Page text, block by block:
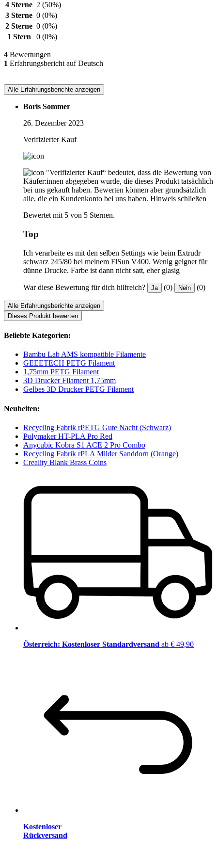
4 Sterne 2 (50%)
3 Sterne 0 (0%)
2 Sterne 0 (0%)
1 Stern
0 (0%)
4 Bewertungen
1 Erfahrungsbericht auf Deutsch
Alle Erfahrungsberichte anzeigen
Boris Sommer
26. Dezember 2023
Verifizierter Kauf
"Verifizierter Kauf“ bedeutet, dass die Bewertung von
Käufer:innen abgegeben wurde, die dieses Produkt tatsächlich
bei uns gekauft haben. Bewerten können aber grundsätzlich
alle, die ein Kundenkonto bei uns haben. Hinweis schließen
Bewertet mit 5 von 5 Sternen.
Top
Ich verarbeite es mit den selben Settings wie beim Extrudr
schwarz 245/80 bei meinem FlSun V400. Wenig geignet für
dünne Drucke. Farbe ist dann nicht satt, eher glasig
War diese Bewertung für dich hilfreich? Ja (0) Nein (0)
Alle Erfahrungsberichte anzeigen
Dieses Produkt bewerten
Beliebte Kategorien:
Bambu Lab AMS kompatible Filamente
GEEETECH PETG Filament
1,75mm PETG Filament
3D Drucker Filament 1,75mm
Gelbes 3D Drucker PETG Filament
Neuheiten:
Recycling Fabrik rPETG Gute Nacht (Schwarz)
Polymaker HT-PLA Pro Red
Anycubic Kobra S1 ACE 2 Pro Combo
Recycling Fabrik rPLA Milder Sanddorn (Orange)
Creality Blank Brass Coins
Österreich: Kostenloser Standardversand ab € 49,90
Kostenloser
Rückversand